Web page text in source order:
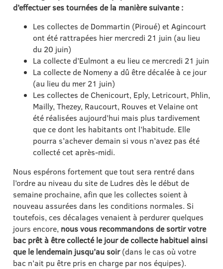
d’effectuer ses tournées de la manière suivante :
Les collectes de Dommartin (Piroué) et Agincourt
ont été rattrapées hier mercredi 21 juin (au lieu
du 20 juin)
La collecte d’Eulmont a eu lieu ce mercredi 21 juin
La collecte de Nomeny a dû être décalée à ce jour
(au lieu du mer 21 juin)
Les collectes de Chenicourt, Eply, Letricourt, Phlin,
Mailly, Thezey, Raucourt, Rouves et Velaine ont
été réalisées aujourd’hui mais plus tardivement
que ce dont les habitants ont l’habitude. Elle
pourra s’achever demain si vous n’avez pas été
collecté cet après-midi.
Nous espérons fortement que tout sera rentré dans
l’ordre au niveau du site de Ludres dès le début de
semaine prochaine, afin que les collectes soient à
nouveau assurées dans les conditions normales. Si
toutefois, ces décalages venaient à perdurer quelques
jours encore, nous vous recommandons de sortir votre
bac prêt à être collecté le jour de collecte habituel ainsi
que le lendemain jusqu’au soir(dans le cas où votre
bac n’ait pu être pris en charge par nos équipes).